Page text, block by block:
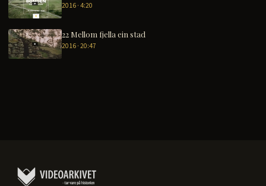
2016 · 4:20
22 Mellom fjella ein stad
2016 · 20:47